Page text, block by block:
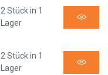
2 Stück in 1
Lager
2 Stück in 1
Lager